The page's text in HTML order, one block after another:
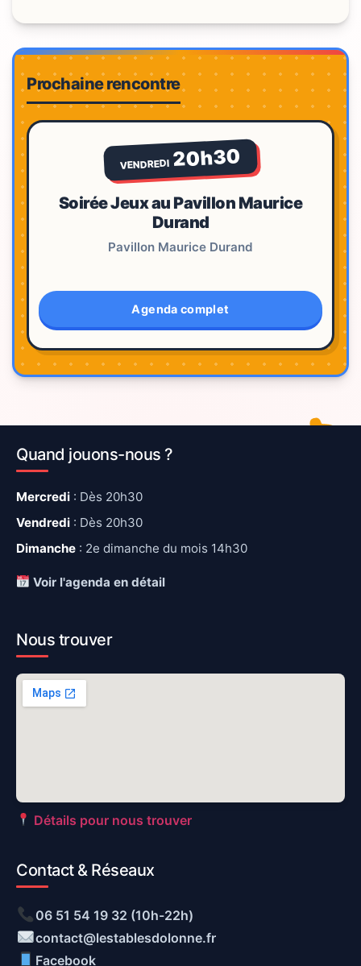
Prochaine rencontre
VENDREDI 20h30
Soirée Jeux au Pavillon Maurice
Durand
Pavillon Maurice Durand
Agenda complet
Quand jouons-nous ?
Mercredi : Dès 20h30
Vendredi : Dès 20h30
Dimanche : 2e dimanche du mois 14h30
Voir l'agenda en détail
Nous trouver
Détails pour nous trouver
Contact & Réseaux
06 51 54 19 32 (10h-22h)
contact@lestablesdolonne.fr
Facebook